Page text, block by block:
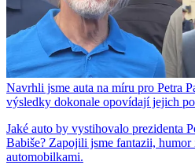
Navrhli jsme auta na míru pro Petra
výsledky dokonale opovídají jejich
Jaké auto by vystihovalo prezidenta
Babiše? Zapojili jsme fantazii,
automobilkami.